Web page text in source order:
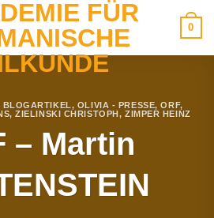
0
BLOGARTIKEL, OLIVIA - PRESSE,ORF,
,ZIELINSKI CHRISTOPH , ZIMPER HEINZ
– Martin